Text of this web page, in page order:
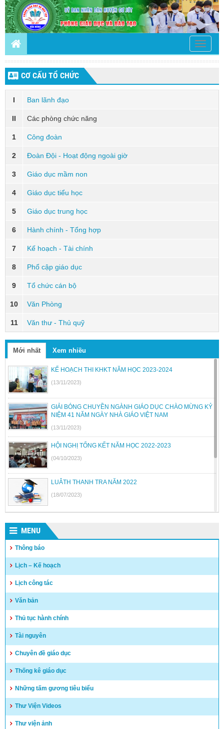
Toggle
CƠ CẤU TỔ CHỨC
I Ban lãnh đạo
II Các phòng chức năng
1 Công đoàn
2 Đoàn Đội - Hoạt động ngoài giờ
3 Giáo dục mầm non
4 Giáo dục tiểu học
5 Giáo dục trung học
6 Hành chính - Tổng hợp
7 Kế hoạch - Tài chính
8 Phổ cập giáo dục
9 Tổ chức cán bộ
10 Văn Phòng
11 Văn thư - Thủ quỹ
Mới nhất Xem nhiều
KẾ HOẠCH THI KHKT NĂM HỌC 2023-2024
(13/11/2023)
GIẢI BÓNG CHUYỀN NGÀNH GIÁO DỤC CHÀO MỪNG KỶ
NIỆM 41 NĂM NGÀY NHÀ GIÁO VIỆT NAM
(13/11/2023)
HỘI NGHỊ TỔNG KẾT NĂM HỌC 2022-2023
(04/10/2023)
LUÂTH THANH TRA NĂM 2022
(18/07/2023)
(26/06/2023)
Quyết định công khai quyết toán thu chi NSNN năm 2022
(04/05/2023)
MENU
Thông báo
Lịch – Kế hoạch
Lịch công tác
Văn bản
Thủ tục hành chính
Tài nguyên
Chuyên đề giáo dục
Thống kê giáo dục
Những tấm gương tiêu biểu
Thư Viện Videos
Thư viện ảnh